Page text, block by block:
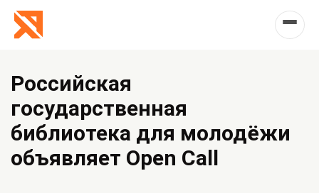
Российская
государственная
библиотека для молодёжи
объявляет Open Call